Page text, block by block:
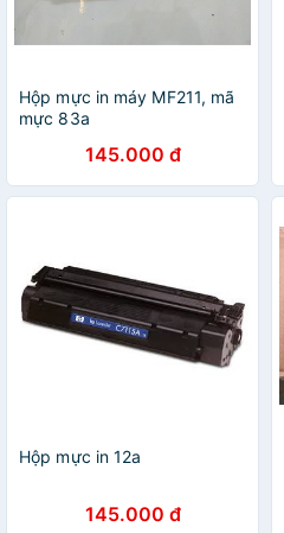
Hộp mực in máy MF211, mã
mực 83a
145.000 đ
Hộp mực in 12a
145.000 đ